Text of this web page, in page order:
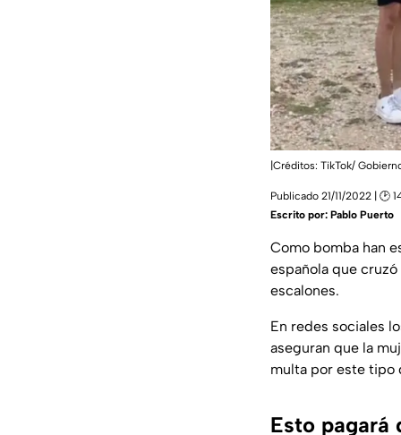
|Créditos: TikTok/
Publicado 21/11/2022 | 🕑
Escrito por: Pablo Puerto
Como bomba han
española que
escalones.
En redes sociales
aseguran que la
multa por este tipo
Esto pagará